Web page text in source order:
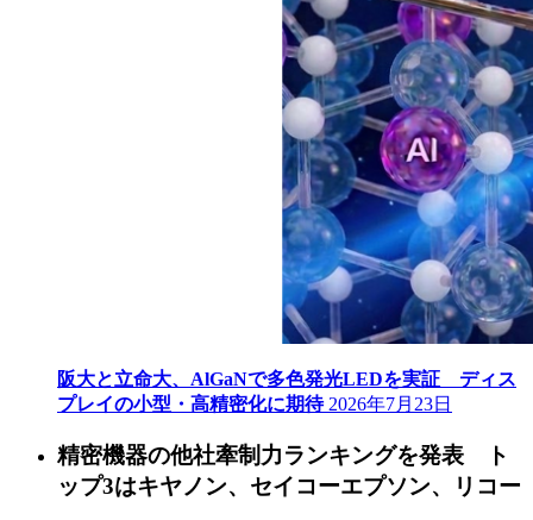
阪大と立命大、AlGaNで多色発光LEDを実証 ディス
プレイの小型・高精密化に期待 2026年7月23日
精密機器の他社牽制力ランキングを発表 ト
ップ3はキヤノン、セイコーエプソン、リコー